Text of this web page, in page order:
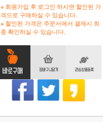
※ 회원가입 후 로그인 하시면 할인된 가
격으로 구매하실 수 있습니다.
※ 할인된 가격은 주문서에서 결제시 최
종 확인하실 수 있습니다.